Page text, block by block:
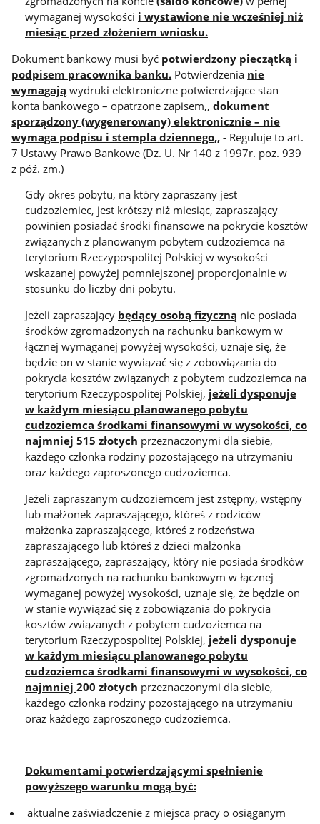
wymaganej wysokości i wystawione nie wcześniej niż
miesiąc przed złożeniem wniosku.
Dokument bankowy musi być potwierdzony pieczątką i
podpisem pracownika banku. Potwierdzenia nie
wymagają wydruki elektroniczne potwierdzające stan
konta bankowego – opatrzone zapisem,,dokument
sporządzony (wygenerowany) elektronicznie – nie
wymaga podpisu i stempla dziennego,, - Reguluje to art.
7 Ustawy Prawo Bankowe (Dz. U. Nr 140 z 1997r. poz. 939
z póź. zm.)
Gdy okres pobytu, na który zapraszany jest
cudzoziemiec, jest krótszy niż miesiąc, zapraszający
powinien posiadać środki finansowe na pokrycie kosztów
związanych z planowanym pobytem cudzoziemca na
terytorium Rzeczypospolitej Polskiej w wysokości
wskazanej powyżej pomniejszonej proporcjonalnie w
stosunku do liczby dni pobytu.
Jeżeli zapraszający będący osobą fizyczną nie posiada
środków zgromadzonych na rachunku bankowym w
łącznej wymaganej powyżej wysokości, uznaje się, że
będzie on w stanie wywiązać się z zobowiązania do
pokrycia kosztów związanych z pobytem cudzoziemca na
terytorium Rzeczypospolitej Polskiej, jeżeli dysponuje
w każdym miesiącu planowanego pobytu
cudzoziemca środkami finansowymi w wysokości, co
najmniej 515 złotych przeznaczonymi dla siebie,
każdego członka rodziny pozostającego na utrzymaniu
oraz każdego zaproszonego cudzoziemca.
Jeżeli zapraszanym cudzoziemcem jest zstępny, wstępny
lub małżonek zapraszającego, któreś z rodziców
małżonka zapraszającego, któreś z rodzeństwa
zapraszającego lub któreś z dzieci małżonka
zapraszającego, zapraszający, który nie posiada środków
zgromadzonych na rachunku bankowym w łącznej
wymaganej powyżej wysokości, uznaje się, że będzie on
w stanie wywiązać się z zobowiązania do pokrycia
kosztów związanych z pobytem cudzoziemca na
terytorium Rzeczypospolitej Polskiej, jeżeli dysponuje
w każdym miesiącu planowanego pobytu
cudzoziemca środkami finansowymi w wysokości, co
najmniej 200 złotych przeznaczonymi dla siebie,
każdego członka rodziny pozostającego na utrzymaniu
oraz każdego zaproszonego cudzoziemca.
Dokumentami potwierdzającymi spełnienie
powyższego warunku mogą być:
aktualne zaświadczenie z miejsca pracy o osiąganym